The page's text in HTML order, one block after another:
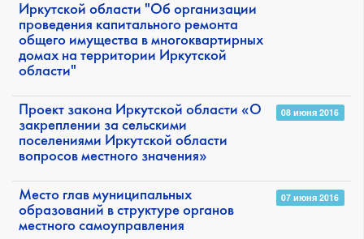
Иркутской области "Об организации
проведения капитального ремонта
общего имущества в многоквартирных
домах на территории Иркутской
области"
Проект закона Иркутской области «О
закреплении за сельскими
поселениями Иркутской области
вопросов местного значения»
08 июня 2016
Место глав муниципальных
образований в структуре органов
местного самоуправления
07 июня 2016